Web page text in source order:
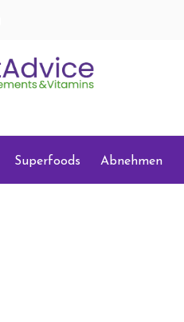
Superfoods Abnehmen